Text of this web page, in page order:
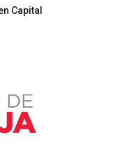
Capital